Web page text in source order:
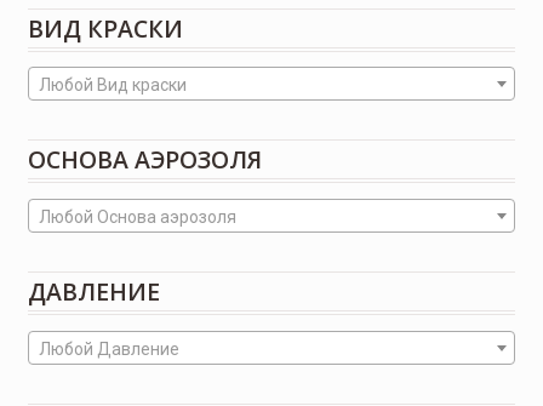
ВИД КРАСКИ
Любой Вид краски
ОСНОВА АЭРОЗОЛЯ
Любой Основа аэрозоля
ДАВЛЕНИЕ
Любой Давление